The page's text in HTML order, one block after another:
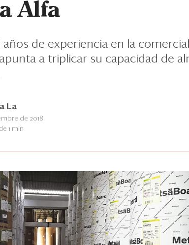
Alfa
años de experiencia en la
a triplicar su capacidad de
La
de 2018
1 min